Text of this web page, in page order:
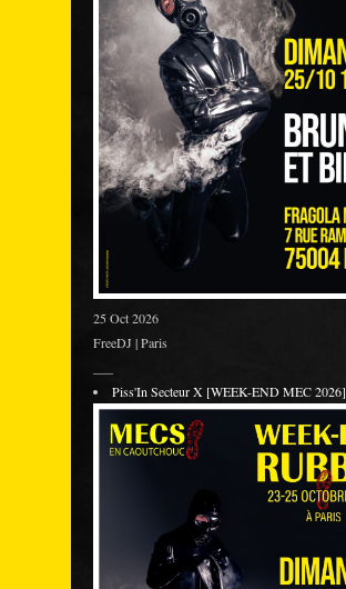
25 Oct 2026
FreeDJ | Paris
Piss'In Secteur X [WEEK-END MEC 2026]